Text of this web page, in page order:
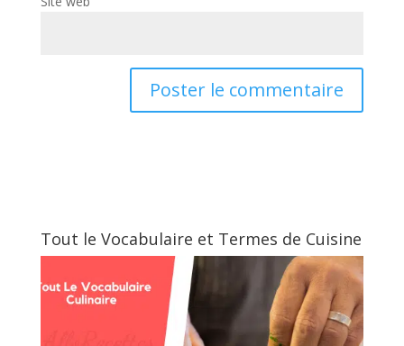
Tout le Vocabulaire et Termes de Cuisine